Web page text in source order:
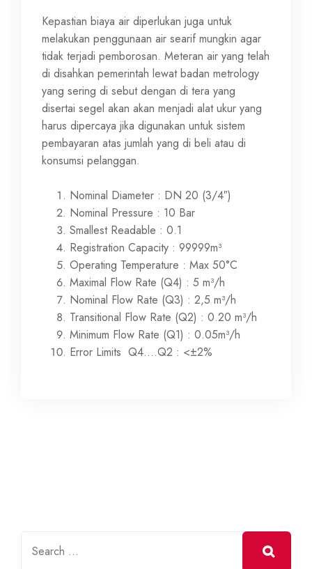
Kepastian biaya air diperlukan juga untuk
melakukan penggunaan air searif mungkin agar
tidak terjadi pemborosan. Meteran air yang telah
di disahkan pemerintah lewat badan metrology
yang sering di sebut dengan di tera yang
disertai segel akan akan menjadi alat ukur yang
harus dipercaya jika digunakan untuk sistem
pembayaran atas jumlah yang di beli atau di
konsumsi pelanggan.
Nominal Diameter : DN 20 (3/4″)
Nominal Pressure : 10 Bar
Smallest Readable : 0.1
Registration Capacity : 99999m³
Operating Temperature : Max 50°C
Maximal Flow Rate (Q4) : 5 m³/h
Nominal Flow Rate (Q3) : 2,5 m³/h
Transitional Flow Rate (Q2) : 0.20 m³/h
Minimum Flow Rate (Q1) : 0.05m³/h
Error Limits Q4….Q2 : <±2%